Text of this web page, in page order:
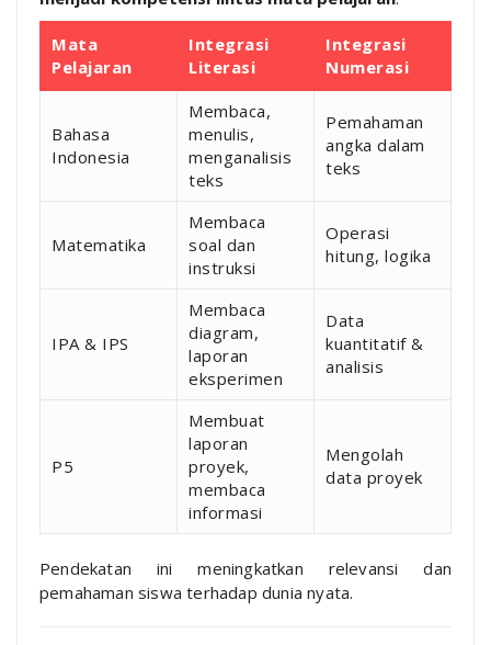
Mata
Pelajaran
Integrasi
Literasi
Integrasi
Numerasi
Bahasa
Indonesia
Membaca,
menulis,
menganalisis
teks
Pemahaman
angka dalam
teks
Matematika
Membaca
soal dan
instruksi
Operasi
hitung, logika
IPA & IPS
Membaca
diagram,
laporan
eksperimen
Data
kuantitatif &
analisis
P5
Membuat
laporan
proyek,
membaca
informasi
Mengolah
data proyek
Pendekatan ini meningkatkan relevansi dan
pemahaman siswa terhadap dunia nyata.